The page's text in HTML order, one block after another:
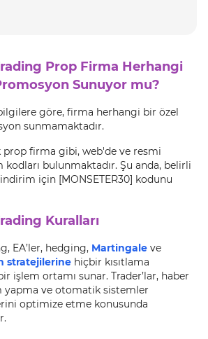
Prop Firma Herhangi
Sunuyor mu?
göre, firma herhangi bir özel
sunmamaktadır.
firma gibi, web'de ve resmi
bulunmaktadır. Şu anda, belirli
için [MONSETER30] kodunu
Kuralları
EA’ler, hedging, Martingale ve
stratejilerine hiçbir kısıtlama
işlem ortamı sunar. Trader’lar, haber
yapma ve otomatik sistemler
optimize etme konusunda